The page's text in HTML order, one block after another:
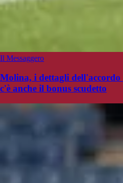
Il Messaggero
Molina, i dettagli
c'è anche il bonus scudetto